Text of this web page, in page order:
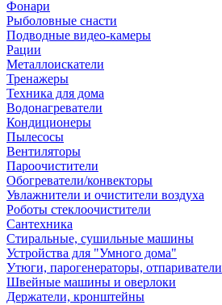
Фонари
Рыболовные снасти
Подводные видео-камеры
Рации
Металлоискатели
Тренажеры
Техника для дома
Водонагреватели
Кондиционеры
Пылесосы
Вентиляторы
Пароочистители
Обогреватели/конвекторы
Увлажнители и очистители воздуха
Роботы стеклоочистители
Сантехника
Стиральные, сушильные машины
Устройства для "Умного дома"
Утюги, парогенераторы, отпариватели
Швейные машины и оверлоки
Держатели, кронштейны